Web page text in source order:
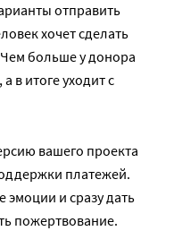
отправить
хочет сделать
больше у донора
в итоге уходит с
вашего проекта
платежей.
эмоции и сразу дать
пожертвование.